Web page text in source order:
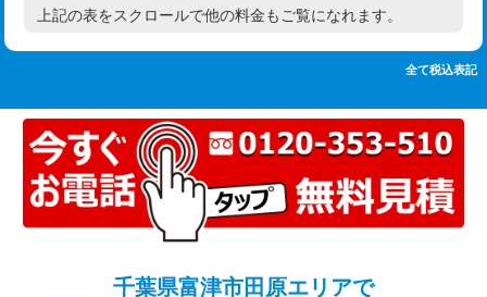
え）
マス交換（土の掘削・埋め戻し作業） 11,000円~
マス交換（深さ50㎝以上） 66,000円
コンクリート斫り（厚さ10㎝まで） 27,500円
コンクリート斫り（厚さ10㎝超え） 38,500円
モルタル補修（厚さ10㎝まで） 27,500円
高度高圧洗浄換 現地調査
トーラー機使用/3mまで 33,000円
追加トーラー機使用/3m超え +3,300円
カメラ調査 33,000円
止水・漏水調査・防水処理・清掃・修
11,000円
上記の表をスクロールで他の料金もご覧になれます。
全て税込表記
千葉県富津市田原エリアで